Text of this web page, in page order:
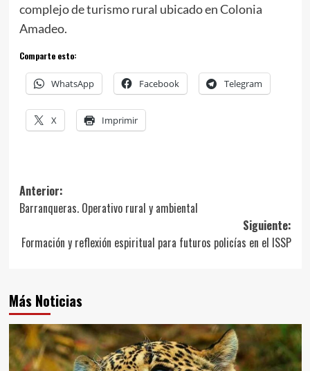
complejo de turismo rural ubicado en Colonia
Amadeo.
Comparte esto:
WhatsApp Facebook Telegram
X Imprimir
Navegación
de
entradas
Anterior:
Barranqueras. Operativo rural y ambiental
Siguiente:
Formación y reflexión espiritual para futuros policías en el ISSP
Más Noticias